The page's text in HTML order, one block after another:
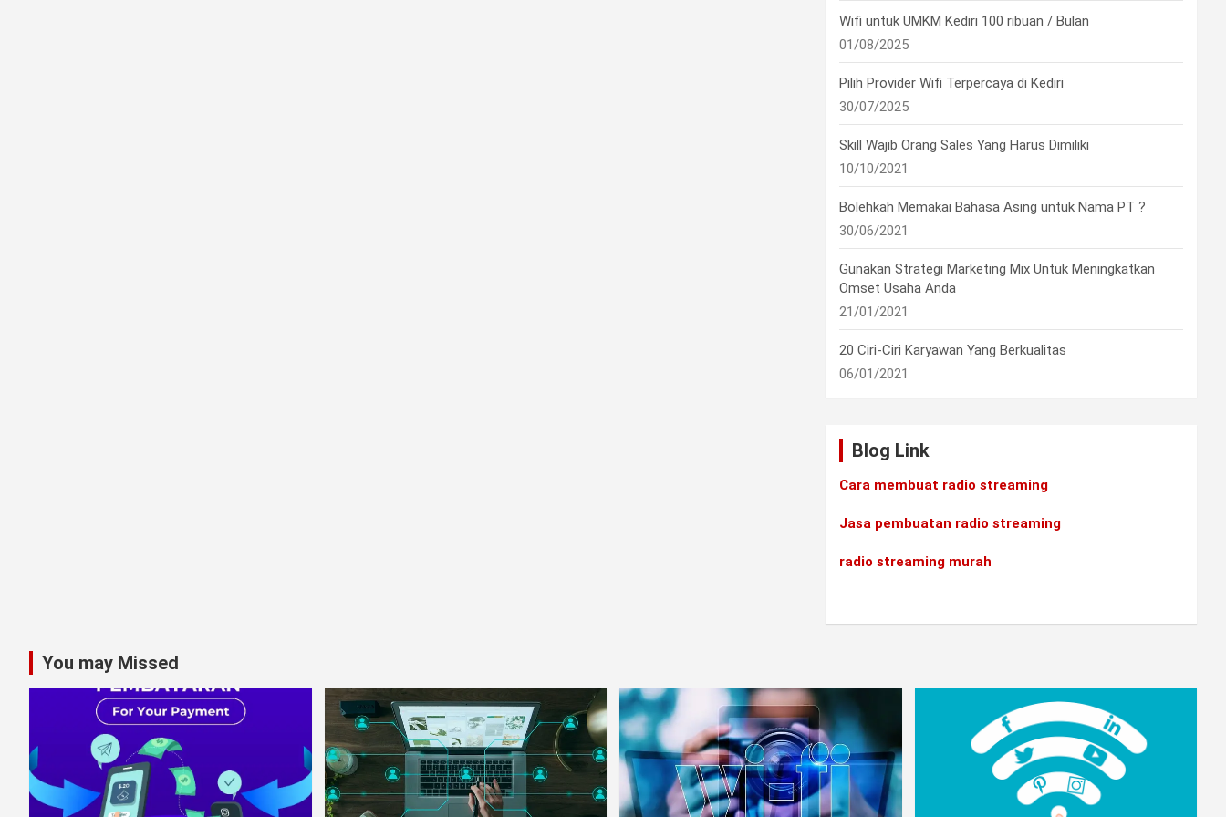
Wifi untuk UMKM Kediri 100 ribuan / Bulan
01/08/2025
Pilih Provider Wifi Terpercaya di Kediri
30/07/2025
Skill Wajib Orang Sales Yang Harus Dimiliki
10/10/2021
Bolehkah Memakai Bahasa Asing untuk Nama PT ?
30/06/2021
Gunakan Strategi Marketing Mix Untuk Meningkatkan
Omset Usaha Anda
21/01/2021
20 Ciri-Ciri Karyawan Yang Berkualitas
06/01/2021
Blog Link
Cara membuat radio streaming
Jasa pembuatan radio streaming
radio streaming murah
You may Missed
•
•